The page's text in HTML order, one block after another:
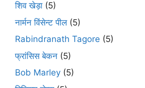
शिव खेड़ा (5)
नार्मन विंसेन्ट पील(5)
Rabindranath Tagore (5)
फ्रांसिस बेकन (5)
Bob Marley (5)